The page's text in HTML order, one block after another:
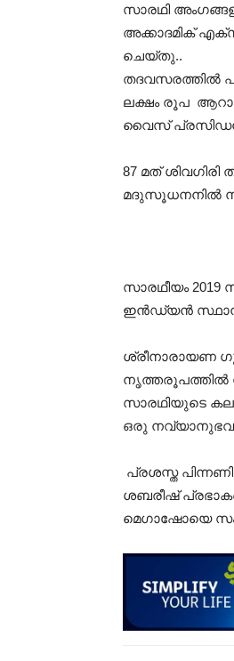
സാരഥി
അക്കാദമിക്
ചെയ്തു..
തദവസരത്തിൽ
ലക്ഷം രൂപ
വൈസ്
87 മത്
മദുസൂധനനിൽ
സാരഥീയം
ഇൻഡ്യൻ
ശ്രീനാരായണ
നൃത്തരൂപത്തിൽ
സാരഥിയുടെ
ഒരു
പ്രശസ്ത
ശബരീഷ്
മെഗാഷോയെ